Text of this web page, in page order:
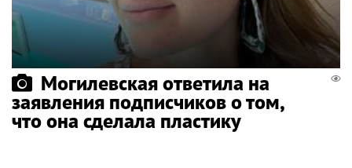
Могилевская ответила на
заявления подписчиков о том,
что она сделала пластику